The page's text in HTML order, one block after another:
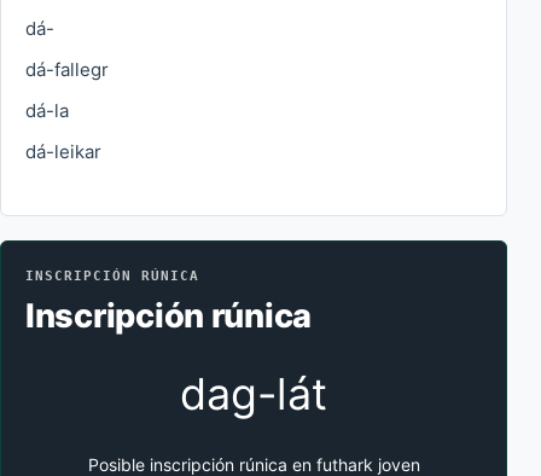
dá-
dá-fallegr
dá-la
dá-leikar
INSCRIPCIÓN RÚNICA
Inscripción rúnica
dag-lát
Posible inscripción rúnica en futhark joven